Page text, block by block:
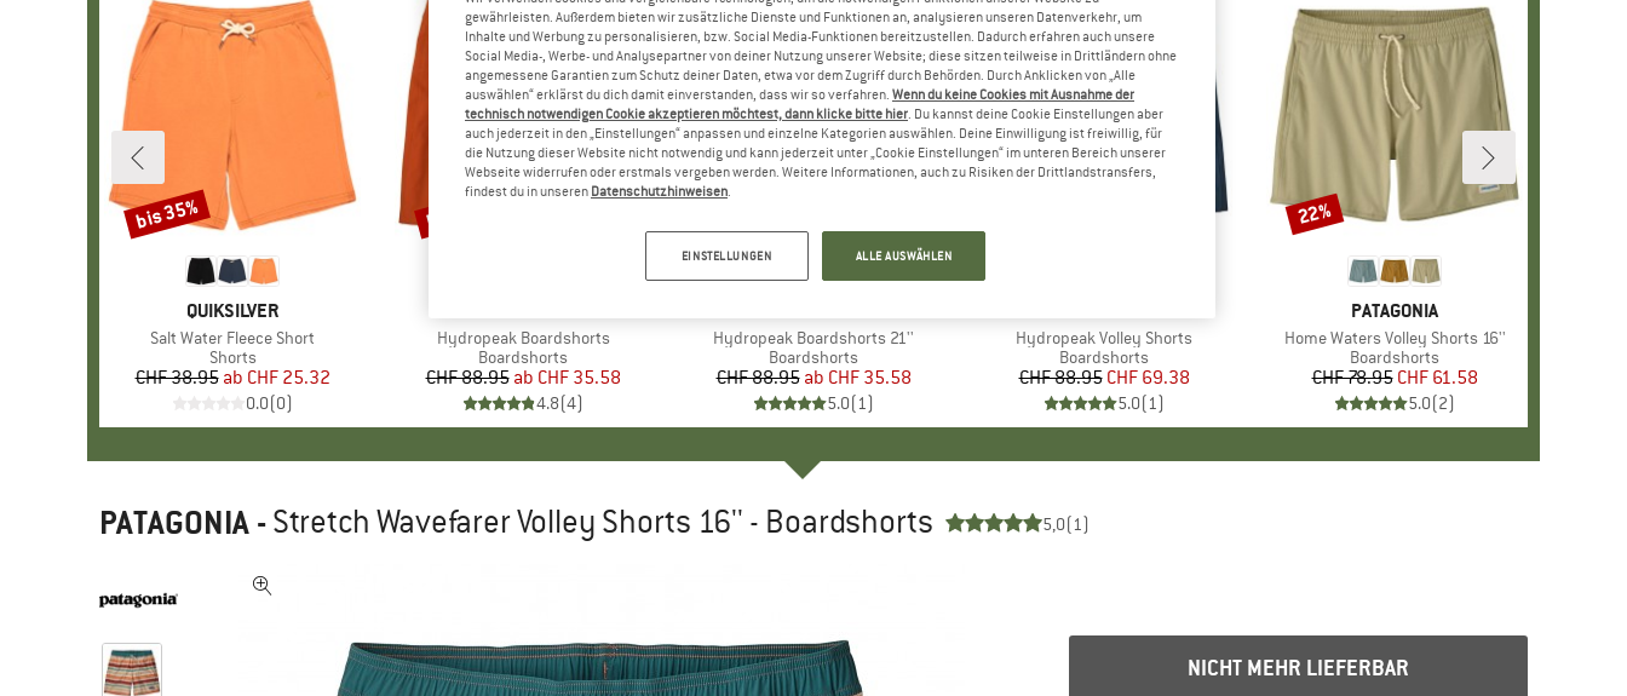
MARKE
QUIKSILVER
Artikel
Salt Water Fleece Short
Produktgruppe
Shorts
Preis
CHF 38.95 reduzierter Preis
ab CHF 25.32
0.0(0)
Rabatt
bis 35%
Artikel
Hydropeak Boardshorts
Produktgruppe
Boardshorts
Preis
CHF 88.95 reduzierter Preis
ab CHF 35.58
4.8(4)
Rabatt
bis 60%
Artikel
Hydropeak Boardshorts 21''
Produktgruppe
Boardshorts
Preis
CHF 88.95 reduzierter Preis
ab CHF 35.58
5.0(1)
Artikel
Hydropeak Volley Shorts
Produktgruppe
Boardshorts
Preis
CHF 88.95 reduzierter Preis
CHF 69.38
5.0(1)
MARKE
PATAGONIA
Artikel
Home Waters Volley Shorts 16''
Produktgruppe
Boardshorts
Preis
CHF 78.95 reduzierter Preis
CHF 61.58
5.0(2)
Rabatt
22%
PATAGONIA -Stretch Wavefarer Volley Shorts 16'' - Boardshorts 5,0(1)
NICHT MEHR LIEFERBAR
gewährleisten. Außerdem bieten wir zusätzliche Dienste und Funktionen an, analysieren unseren Datenverkehr, um
Inhalte und Werbung zu personalisieren, bzw. Social Media-Funktionen bereitzustellen. Dadurch erfahren auch unsere
Social Media-, Werbe- und Analysepartner von deiner Nutzung unserer Website; diese sitzen teilweise in Drittländern ohne
angemessene Garantien zum Schutz deiner Daten, etwa vor dem Zugriff durch Behörden. Durch Anklicken von „Alle
auswählen“ erklärst du dich damit einverstanden, dass wir so verfahren. Wenn du keine Cookies mit Ausnahme der
technisch notwendigen Cookie akzeptieren möchtest, dann klicke bitte hier. Du kannst deine Cookie Einstellungen aber
auch jederzeit in den „Einstellungen“ anpassen und einzelne Kategorien auswählen. Deine Einwilligung ist freiwillig, für
die Nutzung dieser Website nicht notwendig und kann jederzeit unter „Cookie Einstellungen“ im unteren Bereich unserer
Webseite widerrufen oder erstmals vergeben werden. Weitere Informationen, auch zu Risiken der Drittlandstransfers,
findest du in unseren Datenschutzhinweisen.
EINSTELLUNGEN ALLE AUSWÄHLEN